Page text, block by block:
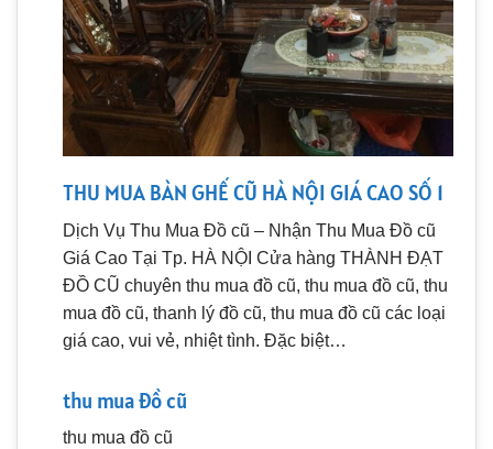
THU MUA BÀN GHẾ CŨ HÀ NỘI GIÁ CAO SỐ 1
Dịch Vụ Thu Mua Đồ cũ – Nhận Thu Mua Đồ cũ
Giá Cao Tại Tp. HÀ NỘI Cửa hàng THÀNH ĐẠT
ĐỒ CŨ chuyên thu mua đồ cũ, thu mua đồ cũ, thu
mua đồ cũ, thanh lý đồ cũ, thu mua đồ cũ các loại
giá cao, vui vẻ, nhiệt tình. Đặc biệt…
thu mua đồ cũ
thu mua đồ cũ